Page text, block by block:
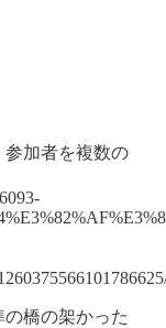
参加者を複数の
橋の架かった